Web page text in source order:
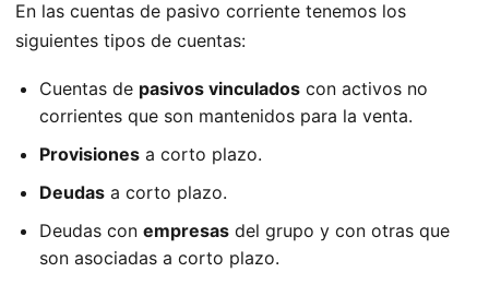
En las cuentas de pasivo corriente tenemos los
siguientes tipos de cuentas:
Cuentas de pasivos vinculados con activos no
corrientes que son mantenidos para la venta.
Provisiones a corto plazo.
Deudas a corto plazo.
Deudas con empresas del grupo y con otras que
son asociadas a corto plazo.